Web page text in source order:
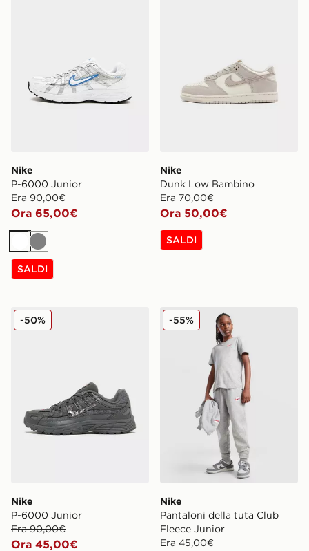
Nike
P-6000 Junior
Era 90,00€
Ora 65,00€
BiancoGrigio
SALDI
Nike
Dunk Low Bambino
Era 70,00€
Ora 50,00€
SALDI
Nike P-6000 Junior
Nike
P-6000 Junior
Era 90,00€
Ora 45,00€
-50% Nike Pantaloni della tuta
Nike
Pantaloni della tuta Club
Fleece Junior
Era 45,00€
-55%